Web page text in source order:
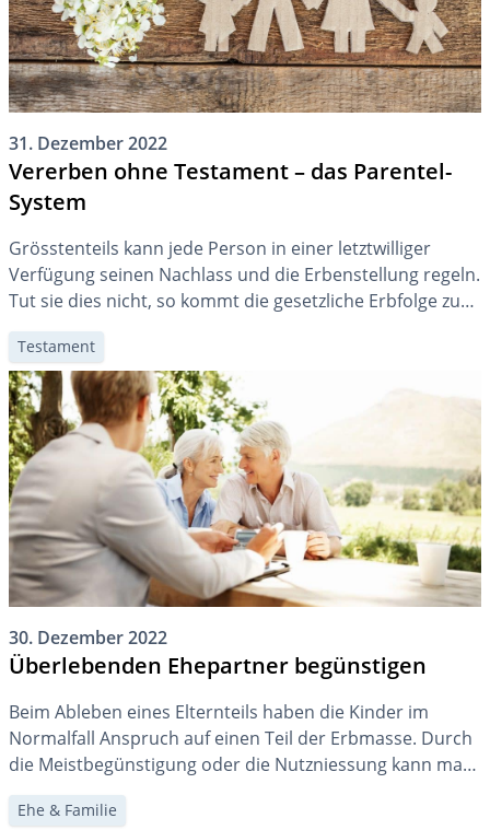
31. Dezember 2022
Vererben ohne Testament – das Parentel-
System
Grösstenteils kann jede Person in einer letztwilliger
Verfügung seinen Nachlass und die Erbenstellung regeln.
Tut sie dies nicht, so kommt die gesetzliche Erbfolge zur
Anwendung. Diese unterscheidet unterschiedliche
„Kreise“ von Erbberechtigten.
Testament
30. Dezember 2022
Überlebenden Ehepartner begünstigen
Beim Ableben eines Elternteils haben die Kinder im
Normalfall Anspruch auf einen Teil der Erbmasse. Durch
die Meistbegünstigung oder die Nutzniessung kann man
dagegen, sofern dies nicht passt, den überlebenden
Ehegatten begünstigen.
Ehe & Familie